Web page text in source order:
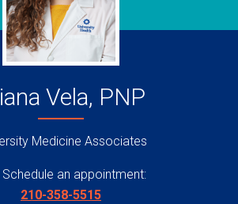
Vela, PNP
Medicine Associates
Schedule an appointment:
210-358-5515